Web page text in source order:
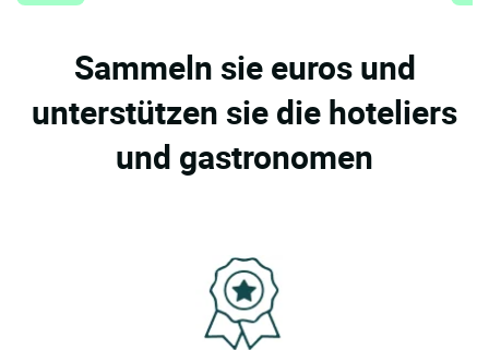
Sammeln sie euros und
unterstützen sie die hoteliers
und gastronomen